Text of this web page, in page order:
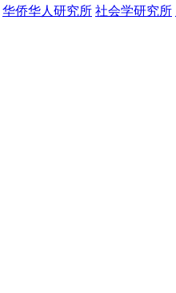
华侨华人研究所 社会学研究所